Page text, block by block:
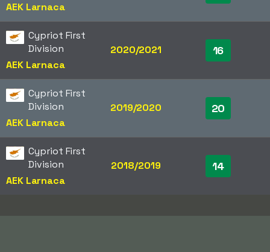
AEK Larnaca
Cypriot First
Division
AEK Larnaca
2020/2021 16
Cypriot First
Division
AEK Larnaca
2019/2020 20
Cypriot First
Division
AEK Larnaca
2018/2019 14